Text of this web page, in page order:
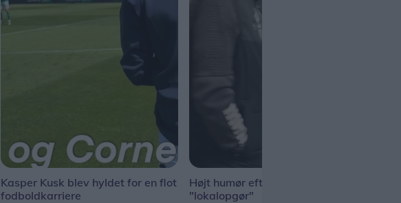
Kasper Kusk blev hyldet for en flot
fodboldkarriere
Højt humør efter sejr i
"lokalopgør"